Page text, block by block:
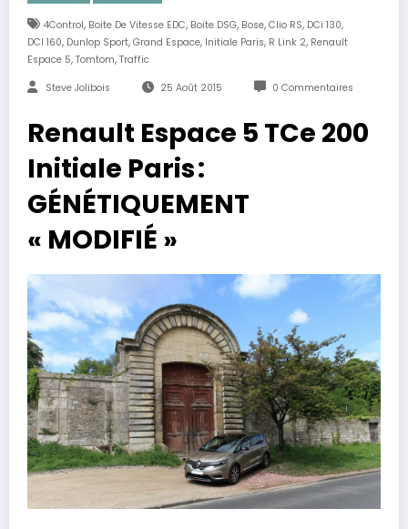
4Control, Boite De Vitesse EDC, Boite DSG, Bose, Clio RS, DCi 130,
DCI 160, Dunlop Sport, Grand Espace, Initiale Paris, R Link 2, Renault
Espace 5, Tomtom, Traffic
Steve Jolibois 25 Août 2015 0 Commentaires
Renault Espace 5 TCe 200
Initiale Paris :
GÉNÉTIQUEMENT
« MODIFIÉ »